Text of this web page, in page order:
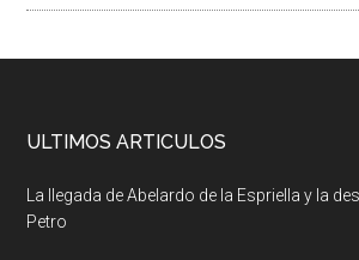
ULTIMOS ARTICULOS
La llegada de Abelardo de la Espriella y la
Petro